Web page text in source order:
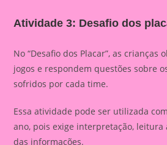
Atividade 3: Desafio dos
No “Desafio dos Placar”, as crianças
jogos e respondem questões sobre
sofridos por cada time.
Essa atividade pode ser utilizada
ano, pois exige interpretação, leitura
das informações.